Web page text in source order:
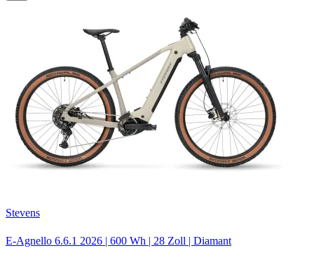
Stevens
E-Agnello 6.6.1 2026 | 600 Wh | 28 Zoll | Diamant